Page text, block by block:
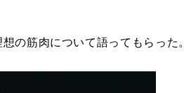
筋肉について語ってもらった。